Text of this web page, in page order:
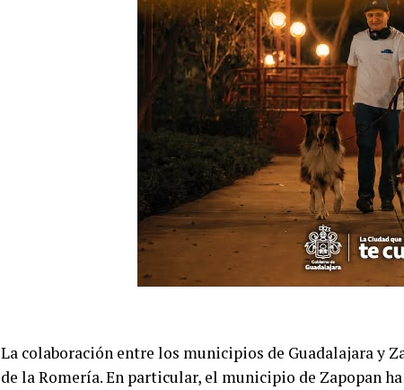
La colaboración entre los municipios de Guadalajara y
de la Romería. En particular, el municipio de Zapopan